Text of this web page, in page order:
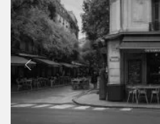
Précédent